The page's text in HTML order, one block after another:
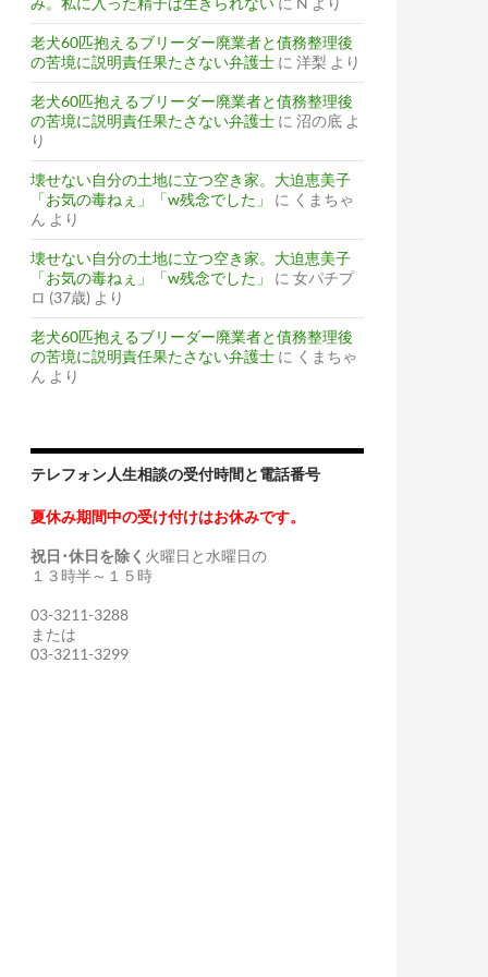
老犬60匹抱えるブリーダー廃業者と債務整理後
の苦境に説明責任果たさない弁護士 に 洋梨 より
老犬60匹抱えるブリーダー廃業者と債務整理後
の苦境に説明責任果たさない弁護士 に 沼の底 よ
り
壊せない自分の土地に立つ空き家。大迫恵美子
「お気の毒ねぇ」「w残念でした」
に くまちゃ
ん より
壊せない自分の土地に立つ空き家。大迫恵美子
「お気の毒ねぇ」「w残念でした」
に 女パチプ
ロ (37歳) より
老犬60匹抱えるブリーダー廃業者と債務整理後
の苦境に説明責任果たさない弁護士 に くまちゃ
ん より
テレフォン人生相談の受付時間と電話番号
夏休み期間中の受け付けはお休みです。
祝日･休日を除く 火曜日と水曜日の
１３時半～１５時
03-3211-3288
または
03-3211-3299